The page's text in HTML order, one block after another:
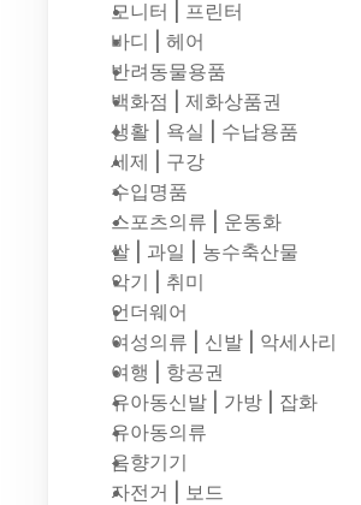
모니터 | 프린터
바디 | 헤어
반려동물용품
백화점 | 제화상품권
생활 | 욕실 | 수납용품
세제 | 구강
수입명품
스포츠의류 | 운동화
쌀 | 과일 | 농수축산물
악기 | 취미
언더웨어
여성의류 | 신발 | 악세사리
여행 | 항공권
유아동신발 | 가방 | 잡화
유아동의류
음향기기
자전거 | 보드